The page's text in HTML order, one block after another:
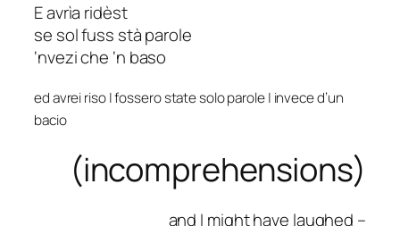
E avrìa ridèst
se sol fuss stà parole
‘nvezi che ‘n baso
ed avrei riso | fossero state solo parole | invece d’un
bacio
(incomprehensions)
and I might have laughed –